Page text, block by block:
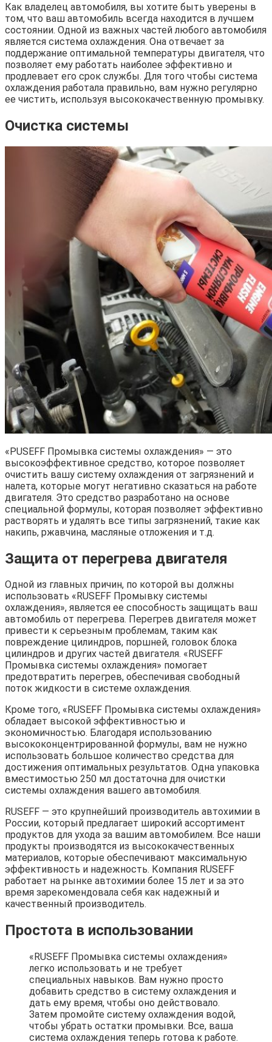
Как владелец автомобиля, вы хотите быть уверены в
том, что ваш автомобиль всегда находится в лучшем
состоянии. Одной из важных частей любого автомобиля
является система охлаждения. Она отвечает за
поддержание оптимальной температуры двигателя, что
позволяет ему работать наиболее эффективно и
продлевает его срок службы. Для того чтобы система
охлаждения работала правильно, вам нужно регулярно
ее чистить, используя высококачественную промывку.
Очистка системы
«РUSEFF Промывка системы охлаждения» — это
высокоэффективное средство, которое позволяет
очистить вашу систему охлаждения от загрязнений и
налета, которые могут негативно сказаться на работе
двигателя. Это средство разработано на основе
специальной формулы, которая позволяет эффективно
растворять и удалять все типы загрязнений, такие как
накипь, ржавчина, масляные отложения и т.д.
Защита от перегрева двигателя
Одной из главных причин, по которой вы должны
использовать «RUSEFF Промывку системы
охлаждения», является ее способность защищать ваш
автомобиль от перегрева. Перегрев двигателя может
привести к серьезным проблемам, таким как
повреждение цилиндров, поршней, головок блока
цилиндров и других частей двигателя. «RUSEFF
Промывка системы охлаждения» помогает
предотвратить перегрев, обеспечивая свободный
поток жидкости в системе охлаждения.
Кроме того, «RUSEFF Промывка системы охлаждения»
обладает высокой эффективностью и
экономичностью. Благодаря использованию
высококонцентрированной формулы, вам не нужно
использовать большое количество средства для
достижения оптимальных результатов. Одна упаковка
вместимостью 250 мл достаточна для очистки
системы охлаждения вашего автомобиля.
RUSEFF — это крупнейший производитель автохимии в
России, который предлагает широкий ассортимент
продуктов для ухода за вашим автомобилем. Все наши
продукты производятся из высококачественных
материалов, которые обеспечивают максимальную
эффективность и надежность. Компания RUSEFF
работает на рынке автохимии более 15 лет и за это
время зарекомендовала себя как надежный и
качественный производитель.
Простота в использовании
«RUSEFF Промывка системы охлаждения»
легко использовать и не требует
специальных навыков. Вам нужно просто
добавить средство в систему охлаждения и
дать ему время, чтобы оно действовало.
Затем промойте систему охлаждения водой,
чтобы убрать остатки промывки. Все, ваша
система охлаждения теперь готова к работе.